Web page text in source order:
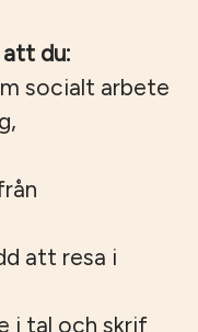
du:
socialt arbete
att resa i
i tal och skrif